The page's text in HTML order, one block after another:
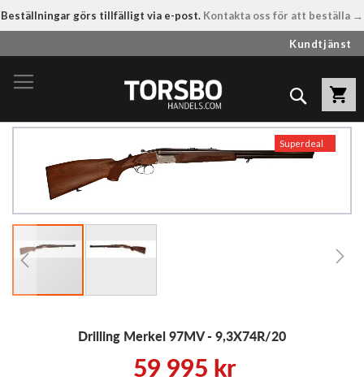
Beställningar görs tillfälligt via e-post. Kontakta oss för att beställa →
till
innehållet
Kundtjänst
Sök
bildgalleriet
Superdeal
Drilling Merkel 97MV - 9,3X74R/20
59 995 kr